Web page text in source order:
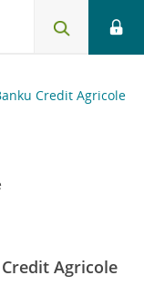
Credit Agricole
Agricole